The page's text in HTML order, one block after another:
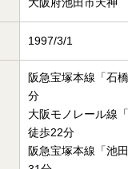
1997/3/1
阪急宝塚本線「石
分
大阪モノレール線
徒歩22分
阪急宝塚本線「池